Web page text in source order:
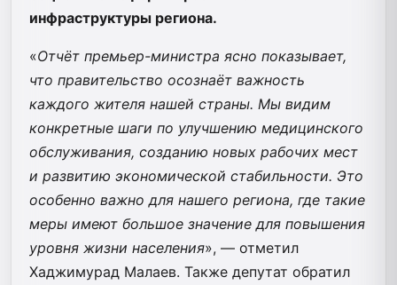
инфраструктуры региона.
«Отчёт премьер-министра ясно показывает,
что правительство осознаёт важность
каждого жителя нашей страны. Мы видим
конкретные шаги по улучшению медицинского
обслуживания, созданию новых рабочих мест
и развитию экономической стабильности. Это
особенно важно для нашего региона, где такие
меры имеют большое значение для повышения
уровня жизни населения», — отметил
Хаджимурад Малаев. Также депутат обратил